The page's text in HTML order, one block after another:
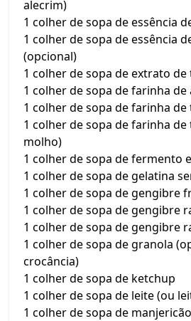
alecrim)
1 colher de sopa de essência
1 colher de sopa de essência
(opcional)
1 colher de sopa de extrato
1 colher de sopa de farinha de
1 colher de sopa de farinha
1 colher de sopa de farinha
molho)
1 colher de sopa de fermento
1 colher de sopa de gelatina
1 colher de sopa de gengibre
1 colher de sopa de gengibre
1 colher de sopa de gengibre
1 colher de sopa de granola
crocância)
1 colher de sopa de ketchup
1 colher de sopa de leite (ou
1 colher de sopa de